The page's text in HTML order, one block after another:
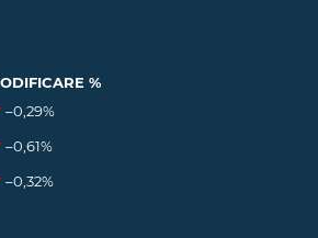
%
–0,29%
–0,61%
–0,32%